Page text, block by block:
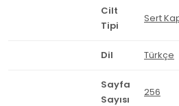
Cilt
Tipi
Sert
Dil Türkçe
Sayfa
Sayısı
256